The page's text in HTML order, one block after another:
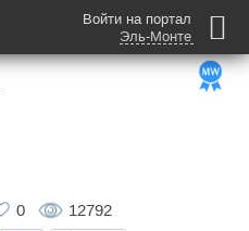
Войти на портал
Эль-Монте
0 12792